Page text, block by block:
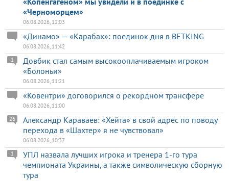
«Черноморцем»
06.08.2026, 12:03
«Динамо» — «Карабах»: поединок дня в BETKING
06.08.2026, 11:42
Довбик стал самым высокооплачиваемым игроком
«Болоньи»
1
06.08.2026, 11:21
«Ковентри» договорился о рекордном трансфере
06.08.2026, 11:00
Александр Караваев: «Хейта» в свой адрес по поводу
перехода в «Шахтер» я не чувствовал»
26
06.08.2026, 10:37
УПЛ назвала лучших игрока и тренера 1-го тура
чемпионата Украины, а также символическую сборную
тура
1